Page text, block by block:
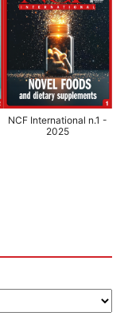
NCF International n.1 -
2025